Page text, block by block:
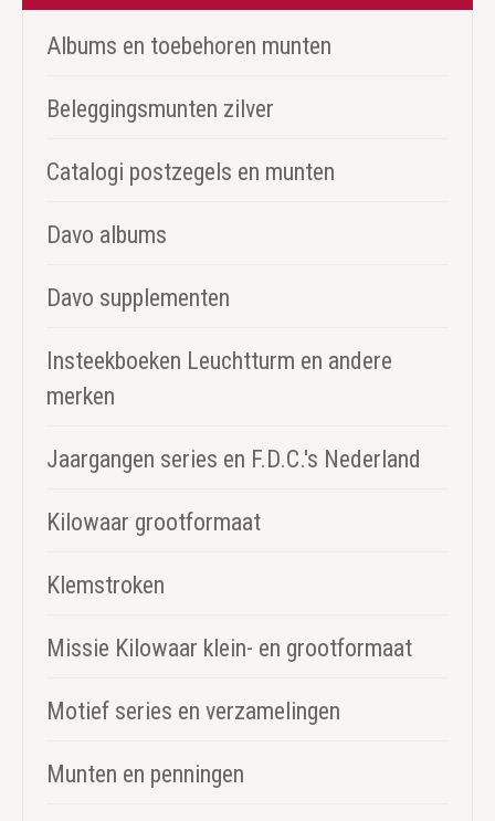
Albums en toebehoren munten
Beleggingsmunten zilver
Catalogi postzegels en munten
Davo albums
Davo supplementen
Insteekboeken Leuchtturm en andere
merken
Jaargangen series en F.D.C.'s Nederland
Kilowaar grootformaat
Klemstroken
Missie Kilowaar klein- en grootformaat
Motief series en verzamelingen
Munten en penningen